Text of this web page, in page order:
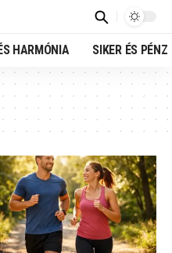
HARMÓNIA SIKER ÉS PÉNZ